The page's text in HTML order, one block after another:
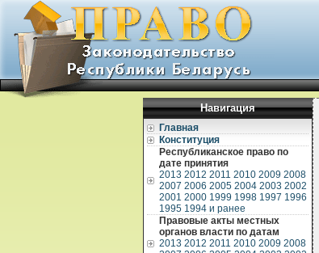
Навигация
Главная
Конституция
Республиканское право по
дате принятия
2013 2012 2011 2010 2009 2008
2007 2006 2005 2004 2003 2002
2001 2000 1999 1998 1997 1996
1995 1994 и ранее
Правовые акты местных
органов власти по датам
2013 2012 2011 2010 2009 2008